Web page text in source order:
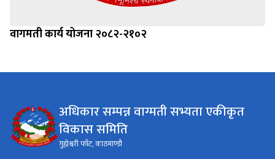
वागमती कार्य योजना २०८२-२१०२
अधिकार सम्पन्न वाग्मती सभ्यता एकीकृत
विकास समिति
गुह्येश्वरी फाँट, काठमाण्डौ